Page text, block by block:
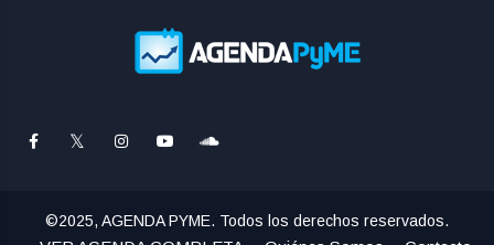
©2025, AGENDA PYME. Todos los derechos reservados.